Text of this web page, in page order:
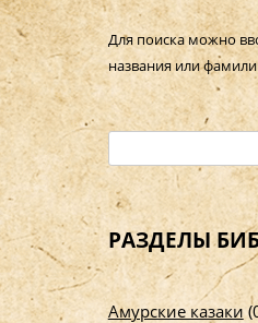
Для поиска можно
названия или
а
й
т
и
РАЗДЕЛЫ
Амурские казаки